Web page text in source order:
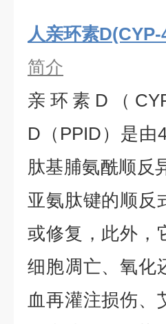
人亲环素
简介
亲环素D（
D（PPID）是由
肽基脯氨酰顺反
亚氨肽键的顺反
或修复，此外，
细胞凋亡、氧化
血再灌注损伤、